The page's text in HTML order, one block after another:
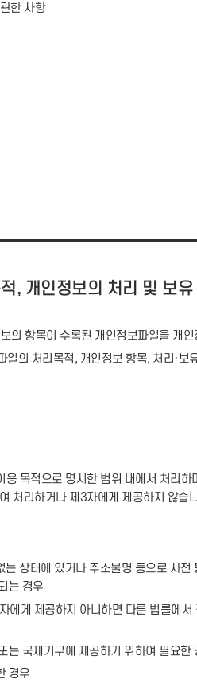
한 사항
, 개인정보의 처리 및 보
의 항목이 수록된 개인정보파일을 개
일의 처리목적, 개인정보 항목, 처리·
목적으로 명시한 범위 내에서 처리
처리하거나 제3자에게 제공하지 않습
상태에 있거나 주소불명 등으로 사
는 경우
에게 제공하지 아니하면 다른 법률에
는 국제기구에 제공하기 위하여 필요한
경우